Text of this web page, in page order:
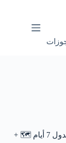
2026 – 2027: 9 تجارب الدنمارك في الربيع🌷 + جدول 7 أيام 🗺️ +